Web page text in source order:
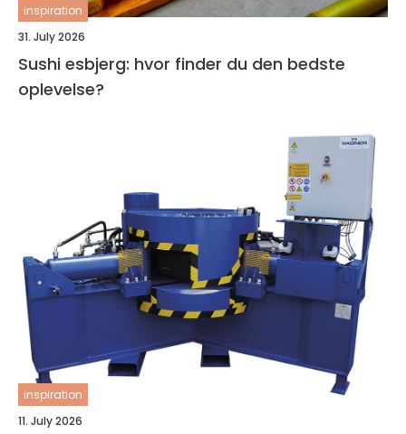
inspiration
31. July 2026
Sushi esbjerg: hvor finder du den bedste
oplevelse?
inspiration
11. July 2026